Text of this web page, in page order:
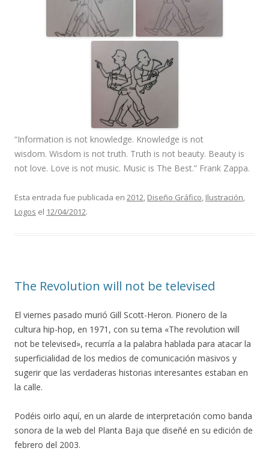
“Information is not knowledge. Knowledge is not
wisdom. Wisdom is not truth. Truth is not beauty. Beauty is
not love. Love is not music. Music is The Best.” Frank Zappa.
Esta entrada fue publicada en 2012, Diseño Gráfico, Ilustración,
Logos el 12/04/2012.
The Revolution will not be televised
El viernes pasado murió Gill Scott-Heron. Pionero de la
cultura hip-hop, en 1971, con su tema «The revolution will
not be televised», recurría a la palabra hablada para atacar la
superficialidad de los medios de comunicación masivos y
sugerir que las verdaderas historias interesantes estaban en
la calle.
Podéis oirlo aquí, en un alarde de interpretación como banda
sonora de la web del Planta Baja que diseñé en su edición de
febrero del 2003.